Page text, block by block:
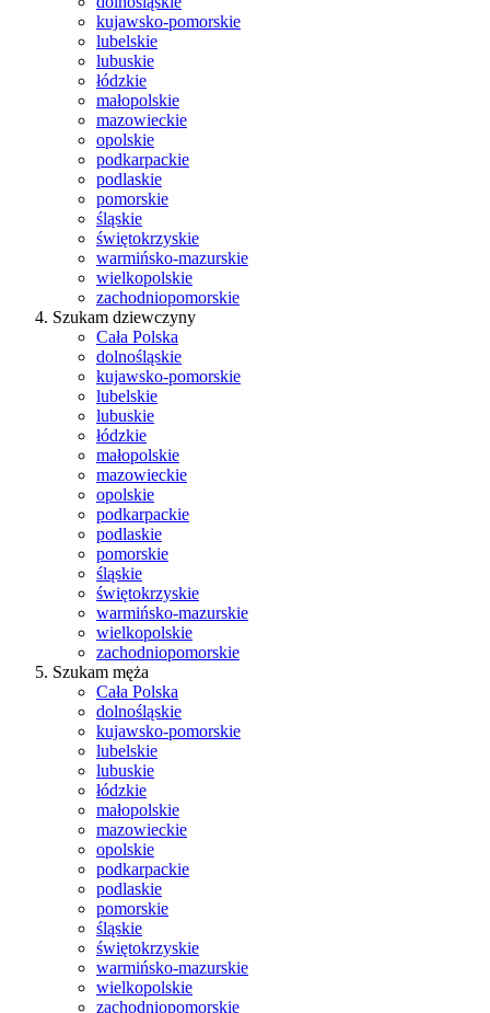
kujawsko-pomorskie
lubelskie
lubuskie
łódzkie
małopolskie
mazowieckie
opolskie
podkarpackie
podlaskie
pomorskie
śląskie
świętokrzyskie
warmińsko-mazurskie
wielkopolskie
zachodniopomorskie
Szukam dziewczyny
Cała Polska
dolnośląskie
kujawsko-pomorskie
lubelskie
lubuskie
łódzkie
małopolskie
mazowieckie
opolskie
podkarpackie
podlaskie
pomorskie
śląskie
świętokrzyskie
warmińsko-mazurskie
wielkopolskie
zachodniopomorskie
Szukam męża
Cała Polska
dolnośląskie
kujawsko-pomorskie
lubelskie
lubuskie
łódzkie
małopolskie
mazowieckie
opolskie
podkarpackie
podlaskie
pomorskie
śląskie
świętokrzyskie
warmińsko-mazurskie
wielkopolskie
zachodniopomorskie